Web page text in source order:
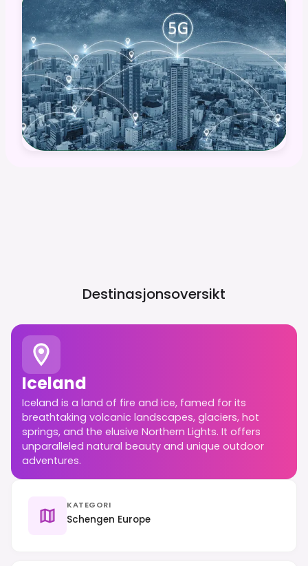
Destinasjonsoversikt
Iceland
Iceland is a land of fire and ice, famed for its
breathtaking volcanic landscapes, glaciers, hot
springs, and the elusive Northern Lights. It offers
unparalleled natural beauty and unique outdoor
adventures.
KATEGORI
Schengen Europe